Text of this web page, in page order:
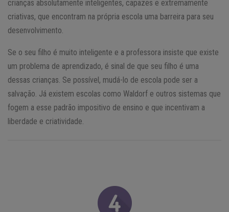
crianças absolutamente inteligentes, capazes e extremamente
criativas, que encontram na própria escola uma barreira para seu
desenvolvimento.
Se o seu filho é muito inteligente e a professora insiste que existe
um problema de aprendizado, é sinal de que seu filho é uma
dessas crianças. Se possível, mudá-lo de escola pode ser a
salvação. Já existem escolas como Waldorf e outros sistemas que
fogem a esse padrão impositivo de ensino e que incentivam a
liberdade e criatividade.